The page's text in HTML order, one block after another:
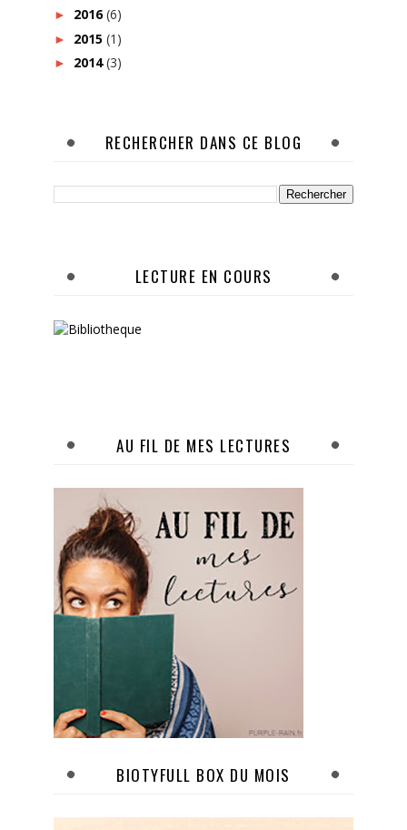
► 2016(6)
► 2015 (1)
► 2014(3)
RECHERCHER DANS CE BLOG
LECTURE EN COURS
AU FIL DE MES LECTURES
BIOTYFULL BOX DU MOIS